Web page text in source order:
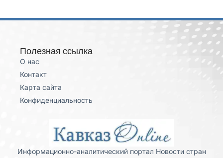
Полезная ссылка
О нас
Контакт
Карта сайта
Конфиденциальность
Информационно-аналитический портал Новости стран